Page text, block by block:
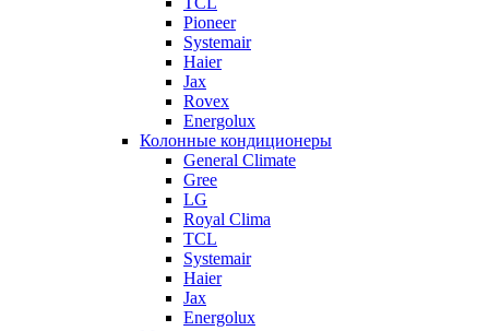
Pioneer
Systemair
Haier
Jax
Rovex
Energolux
Колонные кондиционеры
General Climate
Gree
LG
Royal Clima
TCL
Systemair
Haier
Jax
Energolux